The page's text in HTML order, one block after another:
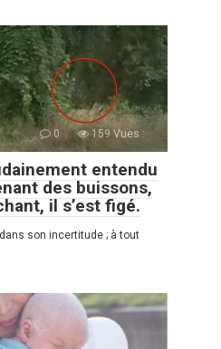
0 159 Vues :
entendu
des buissons,
il s’est figé.
son incertitude ; à tout